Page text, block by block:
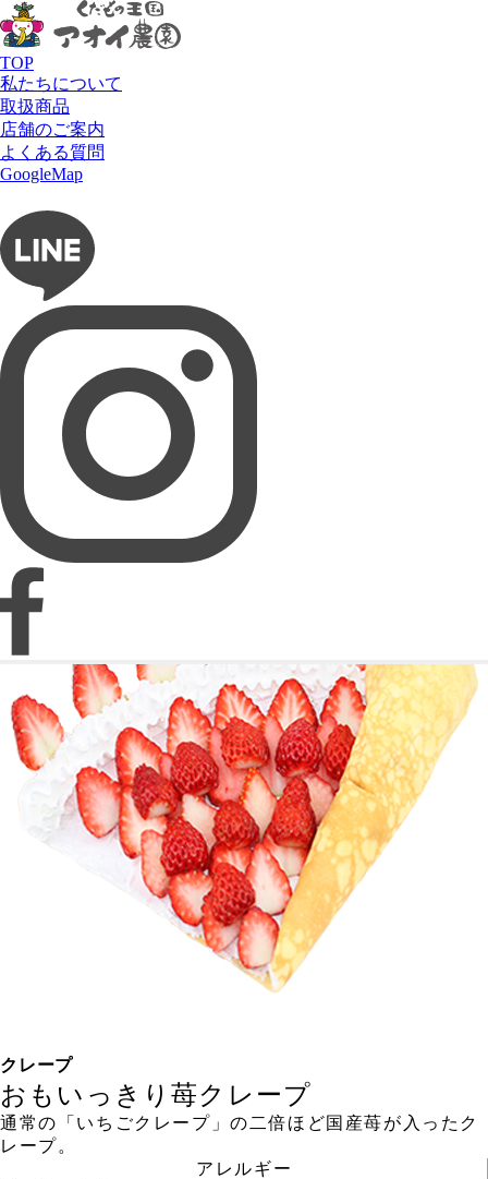
TOP
私たちについて
取扱商品
フルーツショップ アオイ農園
タルト専門店 Lumière du ciel
ネットショップ 愛の果実
店舗のご案内
よくある質問
GoogleMap
HOME メニュー
クレープ
おもいっきり苺クレープ
通常の「いちごクレープ」の二倍ほど国産苺が入ったク
レープ。
アレルギー